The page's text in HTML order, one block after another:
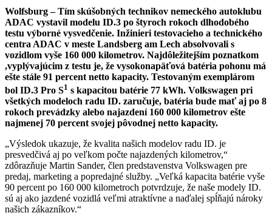
Wolfsburg – Tím skúšobných technikov nemeckého autoklubu
ADAC vystavil modelu ID.3 po štyroch rokoch dlhodobého
testu výborné vysvedčenie. Inžinieri testovacieho a technického
centra ADAC v meste Landsberg am Lech absolvovali s
vozidlom vyše 160 000 kilometrov. Najdôležitejším poznatkom
,vyplývajúcim z testu je, že vysokonapäťová batéria pohonu má
ešte stále 91 percent netto kapacity. Testovaným exemplárom
bol ID.3 Pro S1 s kapacitou batérie 77 kWh. Volkswagen pri
všetkých modeloch radu ID. zaručuje, batéria bude mať aj po 8
rokoch prevádzky alebo najazdení 160 000 kilometrov ešte
najmenej 70 percent svojej pôvodnej netto kapacity.
„Výsledok ukazuje, že kvalita našich modelov radu ID. je
presvedčivá aj po veľkom počte najazdených kilometrov,“
zdôrazňuje Martin Sander, člen predstavenstva Volkswagen pre
predaj, marketing a popredajné služby. „Veľká kapacita batérie vyše
90 percent po 160 000 kilometroch potvrdzuje, že naše modely ID.
sú aj ako jazdené vozidlá veľmi atraktívne a naďalej spĺňajú nároky
našich zákazníkov.“